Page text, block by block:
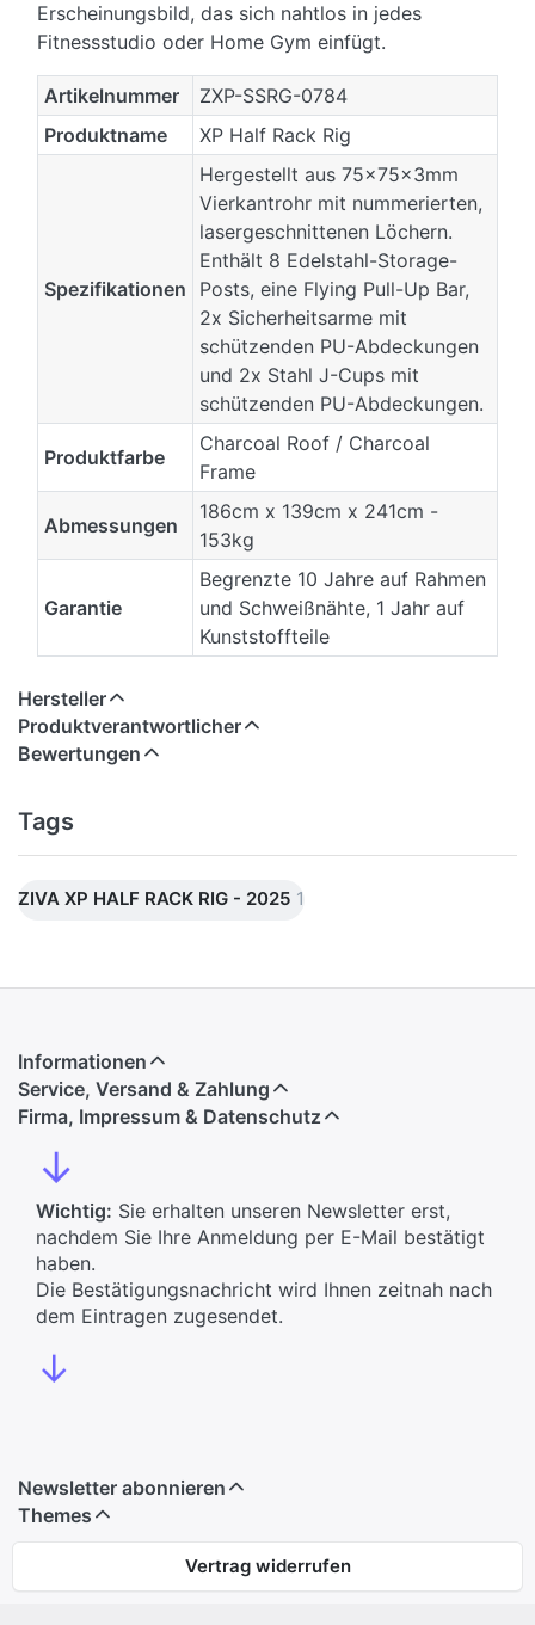
Erscheinungsbild, das sich nahtlos in jedes
Fitnessstudio oder Home Gym einfügt.
Artikelnummer
ZXP-SSRG-0784
Produktname
XP Half Rack Rig
Spezifikationen
Hergestellt aus 75x75x3mm
Vierkantrohr mit nummerierten,
lasergeschnittenen Löchern.
Enthält 8 Edelstahl-Storage-
Posts, eine Flying Pull-Up Bar,
2x Sicherheitsarme mit
schützenden PU-Abdeckungen
und 2x Stahl J-Cups mit
schützenden PU-Abdeckungen.
Produktfarbe
Charcoal Roof / Charcoal
Frame
Abmessungen
186cm x 139cm x 241cm -
153kg
Garantie
Begrenzte 10 Jahre auf Rahmen
und Schweißnähte, 1 Jahr auf
Kunststoffteile
Hersteller
Produktverantwortlicher
Bewertungen
Tags
ZIVA XP HALF RACK RIG - 2025 1
Informationen
Service, Versand & Zahlung
Firma, Impressum & Datenschutz
↓
Wichtig: Sie erhalten unseren Newsletter erst,
nachdem Sie Ihre Anmeldung per E-Mail bestätigt
haben.
Die Bestätigungsnachricht wird Ihnen zeitnah nach
dem Eintragen zugesendet.
↓
Newsletter abonnieren
Themes
Vertrag widerrufen